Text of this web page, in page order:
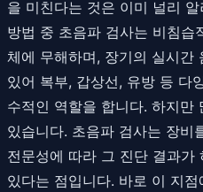
을 미친다는 것은 이미 널리
방법 중 초음파 검사는 비침습
체에 무해하며, 장기의 실시간
있어 복부, 갑상선, 유방 등 다
수적인 역할을 합니다. 하지만
있습니다. 초음파 검사는 장비
전문성에 따라 그 진단 결과가
있다는 점입니다. 바로 이 지점